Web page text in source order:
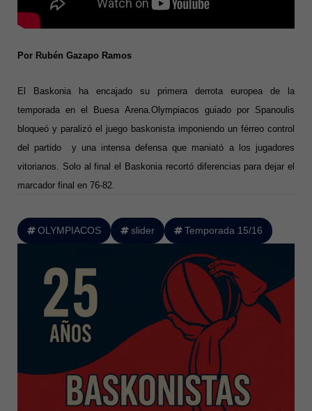
Por Rubén Gazapo Ramos
El Baskonia ha encajado su primera derrota europea de la
temporada en el Buesa Arena.Olympiacos guiado por Spanoulis
bloqueó y paralizó el juego baskonista imponiendo un férreo control
del partido y una intensa defensa que maniató a los jugadores
vitorianos. Solo al final el Baskonia recortó diferencias para dejar el
marcador final en 76-82.
OLYMPIACOS slider Temporada 15/16